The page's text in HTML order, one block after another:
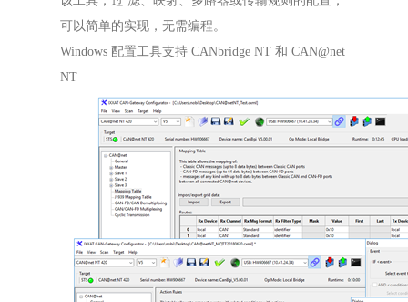
可以简单的实现，无需编程。
Windows 配置工具支持 CANbridge NT 和 CAN@net
NT